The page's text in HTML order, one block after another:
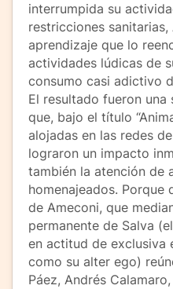
interrumpida su
restricciones
aprendizaje que lo
actividades lúdicas de
consumo casi adictivo
El resultado fueron una
que, bajo el título
alojadas en las redes
lograron un impacto
también la atención de
homenajeados. Porque
de Ameconi, que
permanente de Salva
en actitud de exclusiva
como su alter ego)
Páez, Andrés